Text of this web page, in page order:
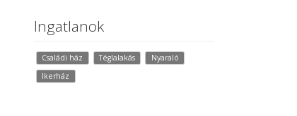
Ingatlanok
Családi ház Téglalakás
Nyaraló
Ikerház